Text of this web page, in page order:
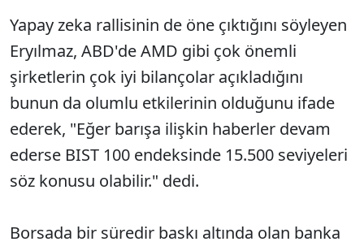
Yapay zeka rallisinin de öne çıktığını söyleyen
Eryılmaz, ABD'de AMD gibi çok önemli
şirketlerin çok iyi bilançolar açıkladığını
bunun da olumlu etkilerinin olduğunu ifade
ederek, "Eğer barışa ilişkin haberler devam
ederse BIST 100 endeksinde 15.500 seviyeleri
söz konusu olabilir." dedi.
Borsada bir süredir baskı altında olan banka